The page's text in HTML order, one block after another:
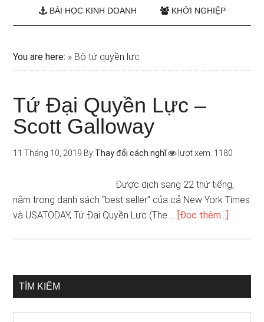
BÀI HỌC KINH DOANH KHỞI NGHIỆP
You are here: » Bộ tứ quyền lực
Tứ Đại Quyền Lực –
Scott Galloway
11 Tháng 10, 2019 By Thay đổi cách nghĩ lượt xem: 1180
Được dịch sang 22 thứ tiếng,
nằm trong danh sách “best seller” của cả New York Times
và USATODAY, Tứ Đại Quyền Lực (The … [Đọc thêm...]
TÌM KIẾM